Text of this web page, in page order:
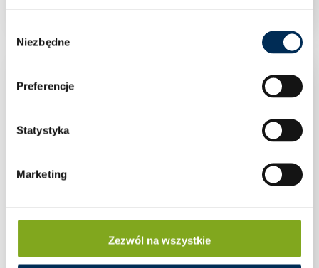
zgody
Niezbędne
Preferencje
Statystyka
Marketing
Zezwól na wszystkie